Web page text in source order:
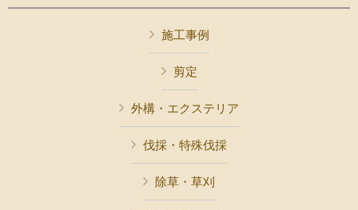
施工事例
剪定
外構・エクステリア
伐採・特殊伐採
除草・草刈